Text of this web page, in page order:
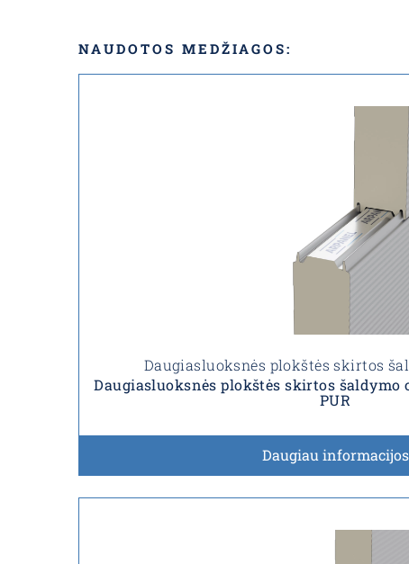
NAUDOTOS MEDŽIAGOS:
Daugiasluoksnės plokštės skirtos
Daugiasluoksnės plokštės skirtos šaldymo
PUR
Daugiau informacijos